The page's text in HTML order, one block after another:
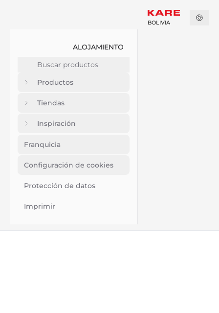
ALOJAMIENTO
Productos
Tiendas
Inspiración
Franquicia
Configuración de cookies
Protección de datos
Imprimir
BOLIVIA